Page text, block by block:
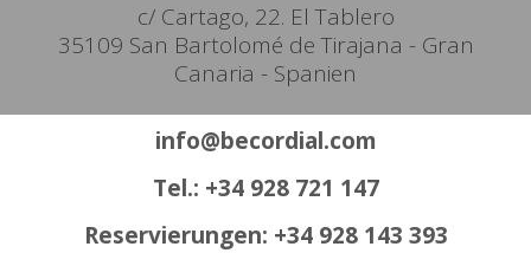
c/ Cartago, 22. El Tablero
35109 San Bartolomé de Tirajana - Gran
Canaria - Spanien
info@becordial.com
Tel.: +34 928 721 147
Reservierungen: +34 928 143 393